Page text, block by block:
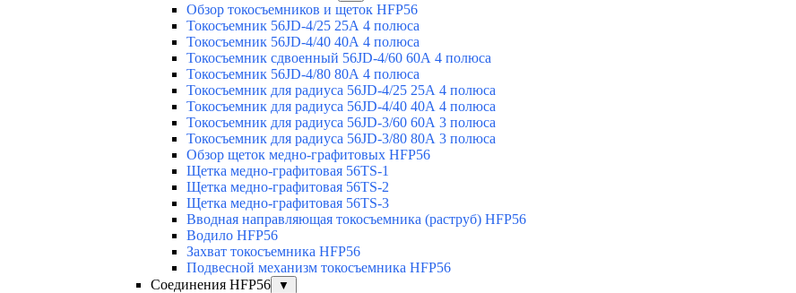
Обзор токосъемников и щеток HFP56
Токосъемник 56JD-4/25 25А 4 полюса
Токосъемник 56JD-4/40 40А 4 полюса
Токосъемник сдвоенный 56JD-4/60 60А 4 полюса
Токосъемник 56JD-4/80 80А 4 полюса
Токосъемник для радиуса 56JD-4/25 25А 4 полюса
Токосъемник для радиуса 56JD-4/40 40А 4 полюса
Токосъемник для радиуса 56JD-3/60 60А 3 полюса
Токосъемник для радиуса 56JD-3/80 80А 3 полюса
Обзор щеток медно-графитовых HFP56
Щетка медно-графитовая 56TS-1
Щетка медно-графитовая 56TS-2
Щетка медно-графитовая 56TS-3
Вводная направляющая токосъемника (раструб) HFP56
Водило HFP56
Захват токосъемника HFP56
Подвесной механизм токосъемника HFP56
Соединения HFP56
▼